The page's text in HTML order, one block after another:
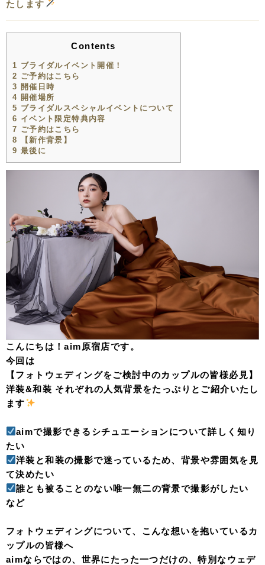
たします
Contents
1 ブライダルイベント開催！
2 ご予約はこちら
3 開催日時
4 開催場所
5 ブライダルスペシャルイベントについて
6 イベント限定特典内容
7 ご予約はこちら
8 【新作背景】
9 最後に
こんにちは！aim原宿店です。
今回は
【フォトウェディングをご検討中のカップルの皆様必見】
洋装&和装 それぞれの人気背景をたっぷりとご紹介いたし
ます
aimで撮影できるシチュエーションについて詳しく知り
たい
洋装と和装の撮影で迷っているため、背景や雰囲気を見
て決めたい
誰とも被ることのない唯一無二の背景で撮影がしたい
など
フォトウェディングについて、こんな想いを抱いているカ
ップルの皆様へ
aimならではの、世界にたった一つだけの、特別なウェデ